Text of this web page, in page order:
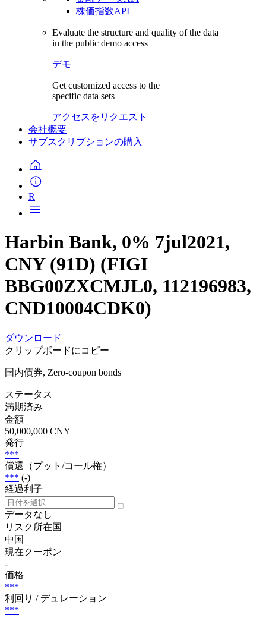
株価指数API
Evaluate the structure and quality of the data
in the public demo access
デモ
Get customized access to the
specific data sets
アクセスをリクエスト
会社概要
サブスクリプションの購入
R
Harbin Bank, 0% 7jul2021,
CNY (91D) (FIGI
BBG00ZXCMJL0, 112196983,
CND10004CDK0)
ダウンロード
クリップボードにコピー
国内債券, Zero-coupon bonds
ステータス
満期済み
金額
50,000,000 CNY
発行
***
償還（プット/コール権）
*** (-)
経過利子
データなし
リスク所在国
中国
現在クーポン
-
価格
***
利回り / デュレーション
***